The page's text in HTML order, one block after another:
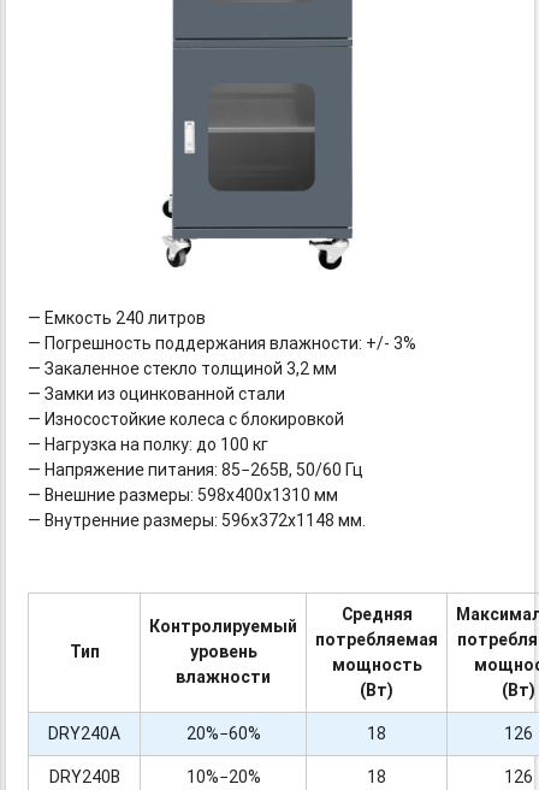
— Емкость 240 литров
— Погрешность поддержания влажности: +/- 3%
— Закаленное стекло толщиной 3,2 мм
— Замки из оцинкованной стали
— Износостойкие колеса с блокировкой
— Нагрузка на полку: до 100 кг
— Напряжение питания: 85−265В, 50/60 Гц
— Внешние размеры: 598х400х1310 мм
— Внутренние размеры: 596х372х1148 мм.
Тип
Контролируемый
уровень
влажности
Средняя
потребляемая
мощность
(Вт)
(Вт)
DRY240A
20%−60% 18
126
DRY240B
10%−20% 18
126